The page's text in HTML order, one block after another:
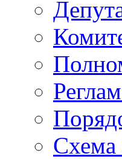
Схема